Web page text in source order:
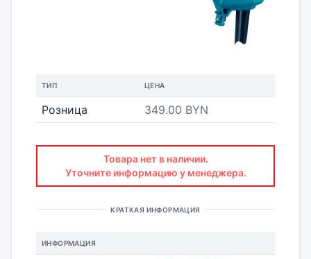
ТИП ЦЕНА
Розница 349.00 BYN
Товара нет в наличии.
Уточните информацию у менеджера.
КРАТКАЯ ИНФОРМАЦИЯ
ИНФОРМАЦИЯ